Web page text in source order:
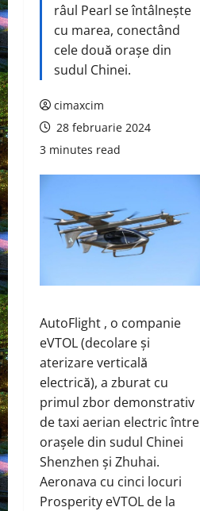
râul Pearl se întâlnește
cu marea, conectând
cele două orașe din
sudul Chinei.
cimaxcim
28 februarie 2024
3 minutes read
AutoFlight , o companie
eVTOL (decolare și
aterizare verticală
electrică), a zburat cu
primul zbor demonstrativ
de taxi aerian electric între
orașele din sudul Chinei
Shenzhen și Zhuhai.
Aeronava cu cinci locuri
Prosperity eVTOL de la